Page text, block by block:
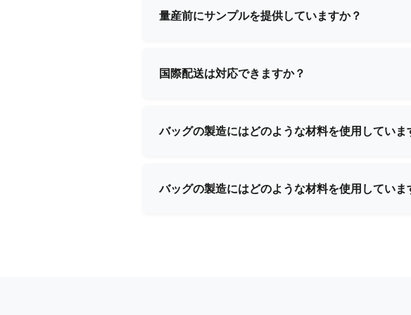
案内いたします。
量産前にサンプルを提供していますか？
確認後、返金される可能性があります。
国際配送は対応できますか？
配送手配と書類作成のすべてをサポートいたしま
バッグの製造にはどのような材料を使用していま
用しています。お客様の製品要件に基づき、最適
バッグの製造にはどのような材料を使用していま